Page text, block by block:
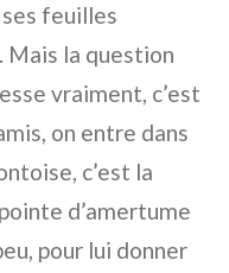
feuilles
Mais la question
vraiment, c’est
on entre dans
c’est la
d’amertume
pour lui donner